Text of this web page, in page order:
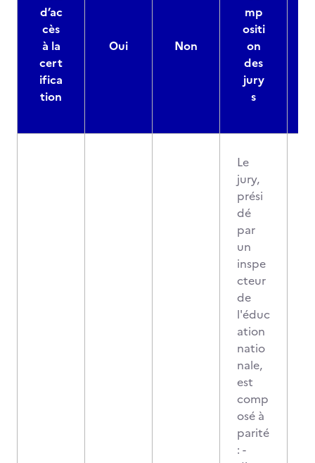
d’ac
cès
à la
cert
ifica
tion
Oui Non
mp
ositi
on
des
jury
s
Le
jury,
prési
dé
par
un
inspe
cteur
de
l'éduc
ation
natio
nale,
est
comp
osé à
parité
: -